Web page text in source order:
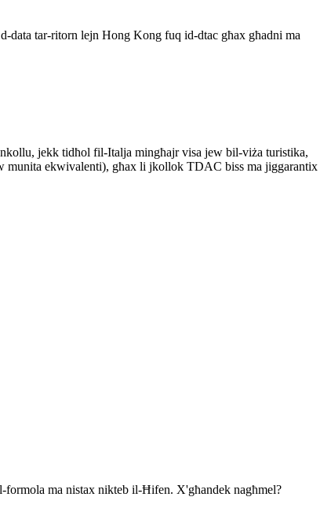
data tar-ritorn lejn Hong Kong fuq id-dtac għax għadni ma
jekk tidħol fil-Italja mingħajr visa jew bil-viża turistika,
munita ekwivalenti), għax li jkollok TDAC biss ma jiggarantix
ma nistax nikteb il-Ħifen. X'għandek nagħmel?